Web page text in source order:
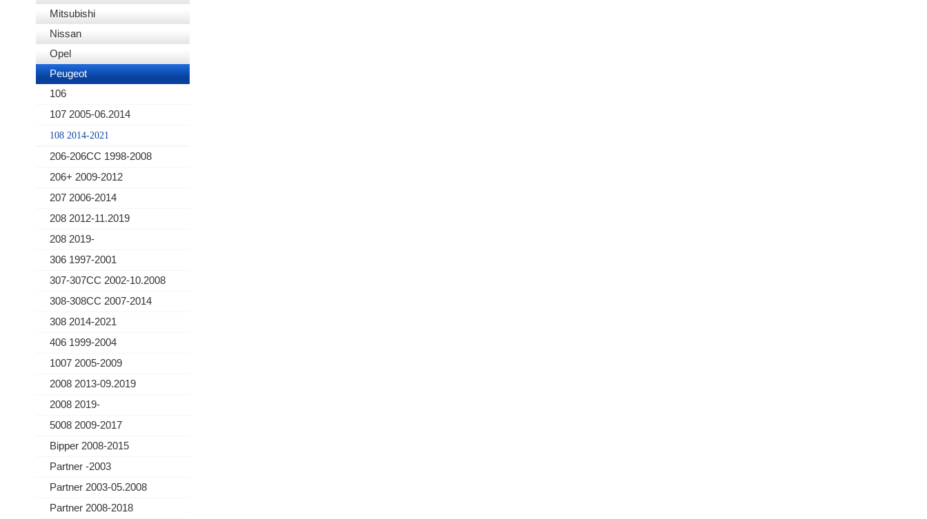
Mitsubishi
Nissan
Opel
Peugeot
106
107 2005-06.2014
108 2014-2021
206-206CC 1998-2008
206+ 2009-2012
207 2006-2014
208 2012-11.2019
208 2019-
306 1997-2001
307-307CC 2002-10.2008
308-308CC 2007-2014
308 2014-2021
406 1999-2004
1007 2005-2009
2008 2013-09.2019
2008 2019-
5008 2009-2017
Bipper 2008-2015
Partner -2003
Partner 2003-05.2008
Partner 2008-2018